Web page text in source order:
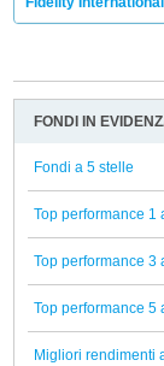
FONDI IN
Fondi a 5 stelle
Top performance 1
Top performance 3
Top performance 5
Migliori rendimenti